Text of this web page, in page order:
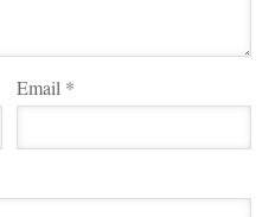
Email *